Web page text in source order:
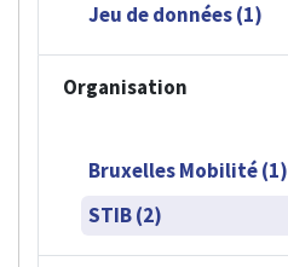
Jeu de données (1)
Organisation
Bruxelles Mobilité (1)
STIB (2)